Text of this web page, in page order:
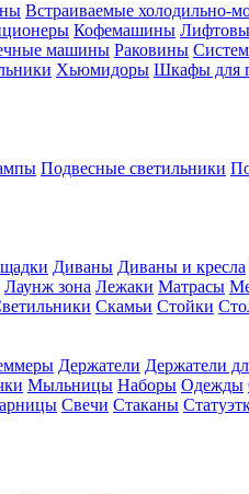
Встраиваемые холодильно-
Кофемашины
машины Раковины
Хьюмидоры Шкафы для
Подвесные светильники
Диваны Диваны и кресла
Лаунж зона Лежаки Матрасы
Скамьи Стойки
Держатели Держатели
Мыльницы Наборы Одежды
Свечи Стаканы